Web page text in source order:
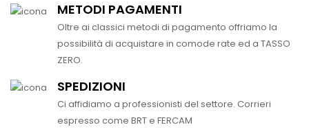
METODI PAGAMENTI
Oltre ai classici metodi di pagamento offriamo la
possibilità di acquistare in comode rate ed a TASSO
ZERO.
SPEDIZIONI
Ci affidiamo a professionisti del settore. Corrieri
espresso come BRT e FERCAM